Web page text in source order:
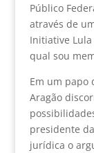
Público
através de
Initiative Lula
qual sou
Em um papo
Aragão
presidente
jurídica o